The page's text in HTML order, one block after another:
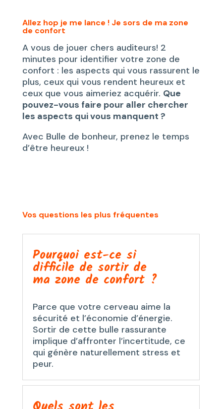
Allez hop je me lance ! Je sors de ma zone
de confort
A vous de jouer chers auditeurs! 2
minutes pour identifier votre zone de
confort : les aspects qui vous rassurent le
plus, ceux qui vous rendent heureux et
ceux que vous aimeriez acquérir. Que
pouvez-vous faire pour aller chercher
les aspects qui vous manquent ?
Avec Bulle de bonheur, prenez le temps
d’être heureux !
Vos questions les plus fréquentes
Pourquoi est-ce si
difficile de sortir de
ma zone de confort ?
Parce que votre cerveau aime la
sécurité et l’économie d’énergie.
Sortir de cette bulle rassurante
implique d’affronter l’incertitude, ce
qui génère naturellement stress et
peur.